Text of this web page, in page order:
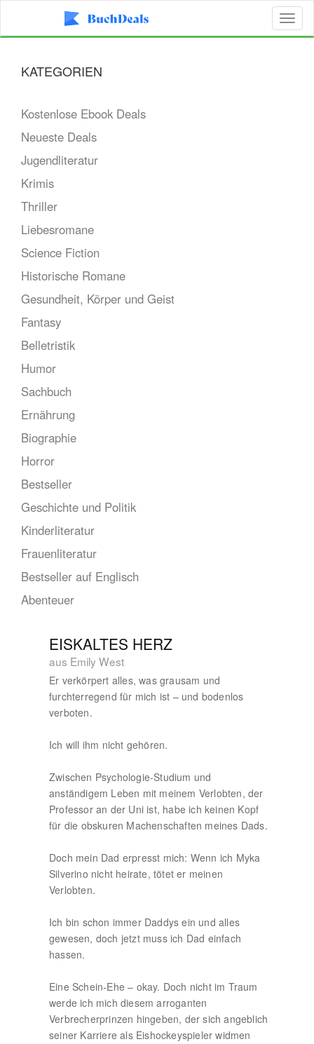
KATEGORIEN
Kostenlose Ebook Deals
Neueste Deals
Jugendliteratur
Krimis
Thriller
Liebesromane
Science Fiction
Historische Romane
Gesundheit, Körper und Geist
Fantasy
Belletristik
Humor
Sachbuch
Ernährung
Biographie
Horror
Bestseller
Geschichte und Politik
Kinderliteratur
Frauenliteratur
Bestseller auf Englisch
Abenteuer
EISKALTES HERZ
aus Emily West
Er verkörpert alles, was grausam und
furchterregend für mich ist – und bodenlos
verboten.
Ich will ihm nicht gehören.
Zwischen Psychologie-Studium und
anständigem Leben mit meinem Verlobten, der
Professor an der Uni ist, habe ich keinen Kopf
für die obskuren Machenschaften meines Dads.
Doch mein Dad erpresst mich: Wenn ich Myka
Silverino nicht heirate, tötet er meinen
Verlobten.
Ich bin schon immer Daddys ein und alles
gewesen, doch jetzt muss ich Dad einfach
hassen.
Eine Schein-Ehe – okay. Doch nicht im Traum
werde ich mich diesem arroganten
Verbrecherprinzen hingeben, der sich angeblich
seiner Karriere als Eishockeyspieler widmen